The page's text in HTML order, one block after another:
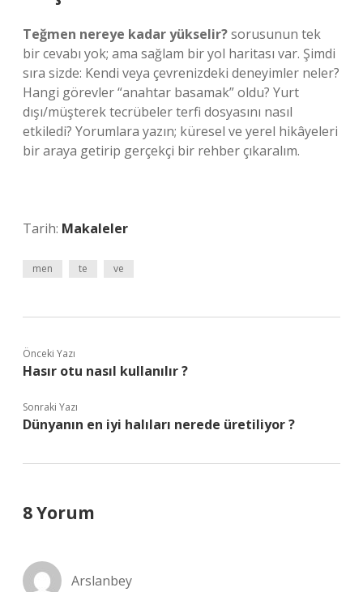
Teğmen nereye kadar yükselir?sorusunun tek
bir cevabı yok; ama sağlam bir yol haritası var. Şimdi
sıra sizde: Kendi veya çevrenizdeki deneyimler neler?
Hangi görevler “anahtar basamak” oldu? Yurt
dışı/müşterek tecrübeler terfi dosyasını nasıl
etkiledi? Yorumlara yazın; küresel ve yerel hikâyeleri
bir araya getirip gerçekçi bir rehber çıkaralım.
Tarih: Makaleler
men te ve
Önceki Yazı
Hasır otu nasıl kullanılır ?
Sonraki Yazı
Dünyanın en iyi halıları nerede üretiliyor ?
8 Yorum
Arslanbey